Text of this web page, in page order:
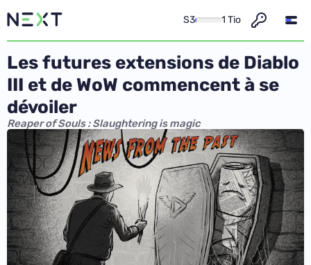
S3 1 Tio
Les futures extensions de Diablo
III et de WoW commencent à se
dévoiler
Reaper of Souls : Slaughtering is magic